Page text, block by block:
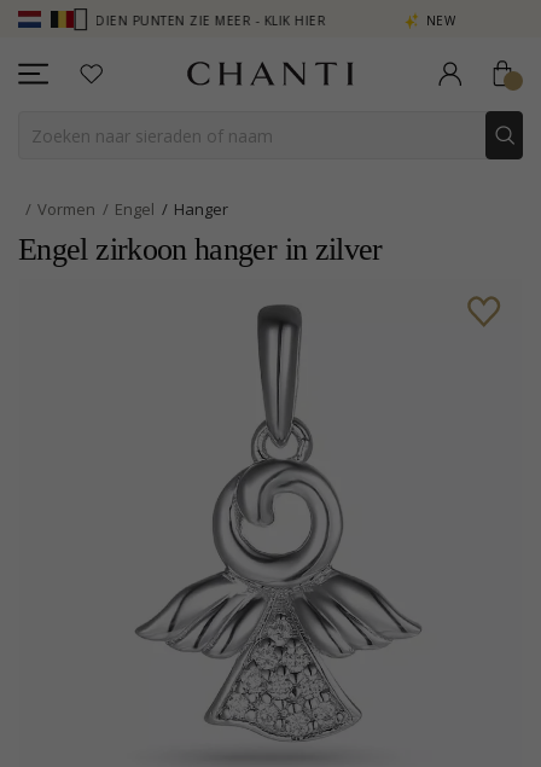
PUNTEN ZIE MEER - KLIK HIER NEW COLLECTION | AURA
Vormen Engel Hanger
Engel zirkoon hanger in zilver